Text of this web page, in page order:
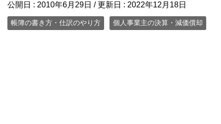
公開日 : 2010年6月29日 / 更新日 : 2022年12月18日
帳簿の書き方・仕訳のやり方 個人事業主の決算・減価償却